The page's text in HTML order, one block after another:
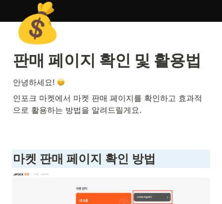
💰
판매 페이지 확인 및 활용법
안녕하세요!
인포크 마켓에서 마켓 판매 페이지를 확인하고 효과적
으로 활용하는 방법을 알려드릴게요.
마켓 판매 페이지 확인 방법